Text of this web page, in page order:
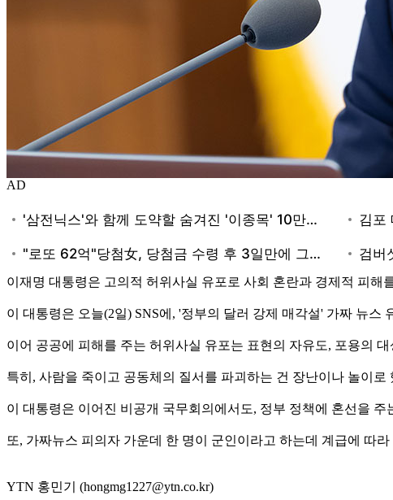
AD
이재명 대통령은 고의적 허위사실 유포로 사회 혼란과 경제적 피
이 대통령은 오늘(2일) SNS에, '정부의 달러 강제 매각설' 가짜 뉴
이어 공공에 피해를 주는 허위사실 유포는 표현의 자유도, 포용의
특히, 사람을 죽이고 공동체의 질서를 파괴하는 건 장난이나 놀이
이 대통령은 이어진 비공개 국무회의에서도, 정부 정책에 혼선을
또, 가짜뉴스 피의자 가운데 한 명이 군인이라고 하는데 계급에 따
YTN 홍민기 (hongmg1227@ytn.co.kr)